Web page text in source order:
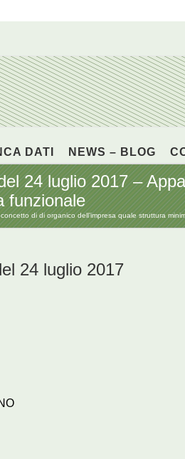
DATI NEWS – BLOG
24 luglio 2017 –
funzionale
di di organico dell’impresa quale struttura
24 luglio 2017